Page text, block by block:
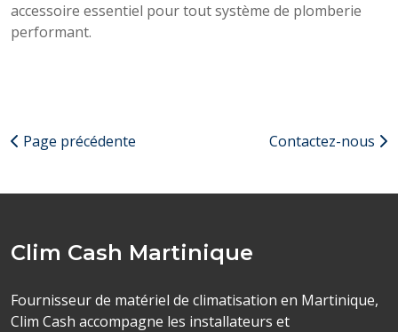
accessoire essentiel pour tout système de plomberie
performant.
Page précédente Contactez-nous
Clim Cash Martinique
Fournisseur de matériel de climatisation en Martinique,
Clim Cash accompagne les installateurs et